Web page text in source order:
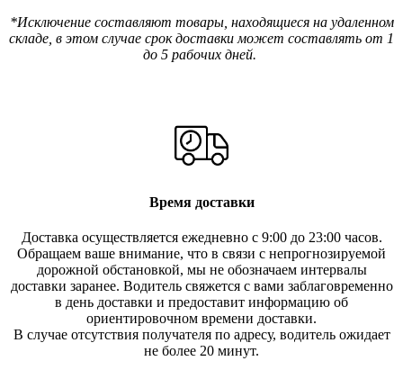
*Исключение составляют товары, находящиеся на удаленном
складе, в этом случае срок доставки может составлять от 1
до 5 рабочих дней.
Время доставки
Доставка осуществляется ежедневно с 9:00 до 23:00 часов.
Обращаем ваше внимание, что в связи с непрогнозируемой
дорожной обстановкой, мы не обозначаем интервалы
доставки заранее. Водитель свяжется с вами заблаговременно
в день доставки и предоставит информацию об
ориентировочном времени доставки.
В случае отсутствия получателя по адресу, водитель ожидает
не более 20 минут.